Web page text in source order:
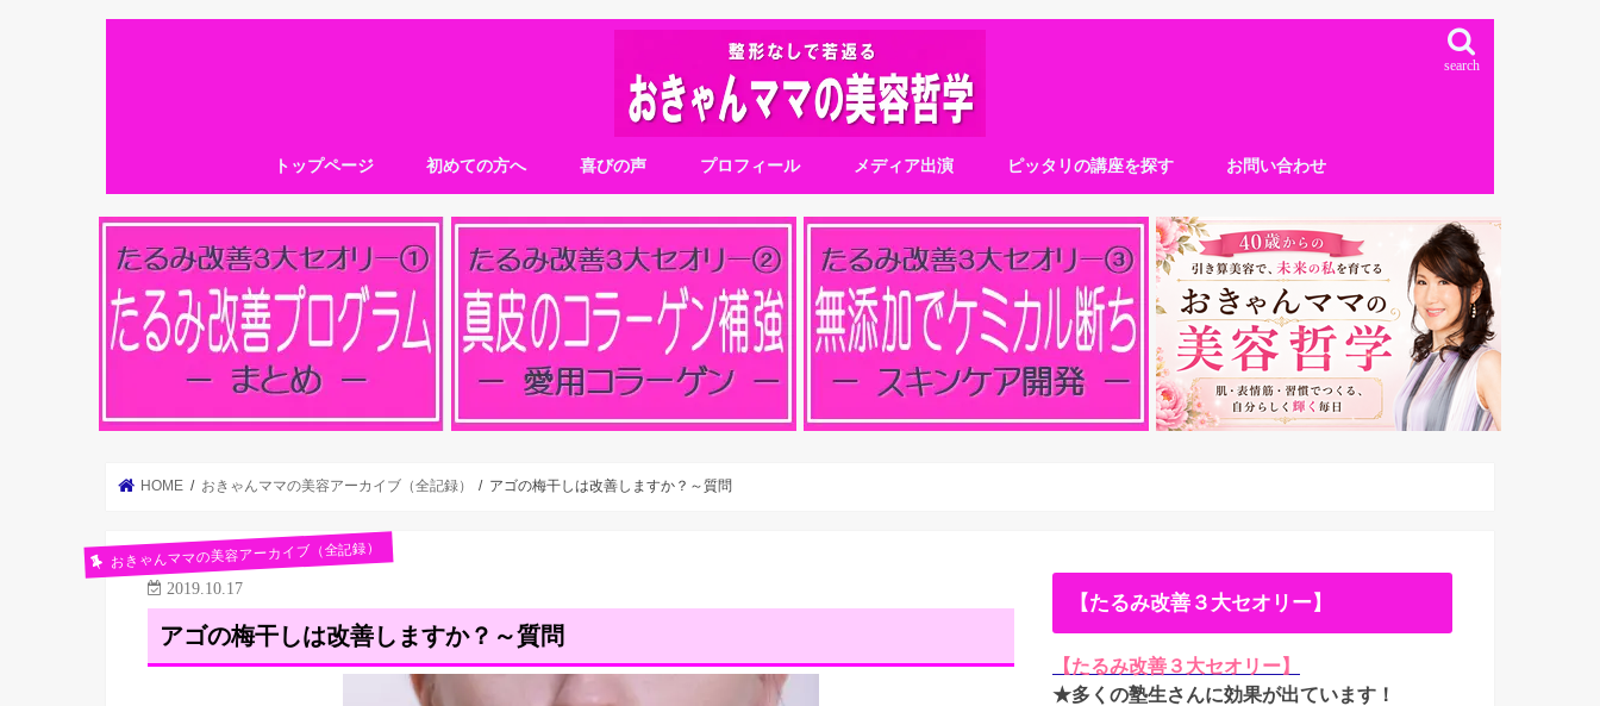
search
トップページ 初めての方へ 喜びの声 プロフィール メディア出演 ピッタリの講座を探す お問い合わせ
HOME おきゃんママの美容アーカイブ（全記録） アゴの梅干しは改善しますか？～質問
おきゃんママの美容アーカイブ（全記録）
2019.10.17
アゴの梅干しは改善しますか？～質問
【たるみ改善３大セオリー】
【たるみ改善３大セオリー】
★多くの塾生さんに効果が出ています！